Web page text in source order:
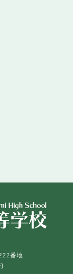
番地
)